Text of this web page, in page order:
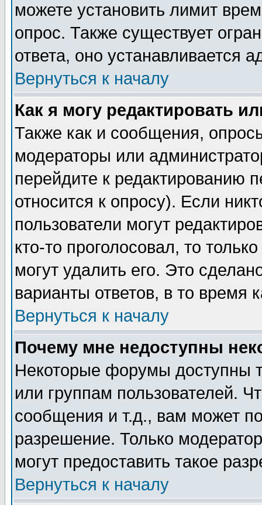
можете установить лимит
опрос. Также существует
ответа, оно устанавливается
Вернуться к началу
Как я могу редактировать
Также как и сообщения,
модераторы или
перейдите к редактированию
относится к опросу). Если
пользователи могут
кто-то проголосовал, то
могут удалить его. Это
варианты ответов, в то время
Вернуться к началу
Почему мне недоступны
Некоторые форумы доступны
или группам пользователей.
сообщения и т.д., вам может
разрешение. Только
могут предоставить такое
Вернуться к началу